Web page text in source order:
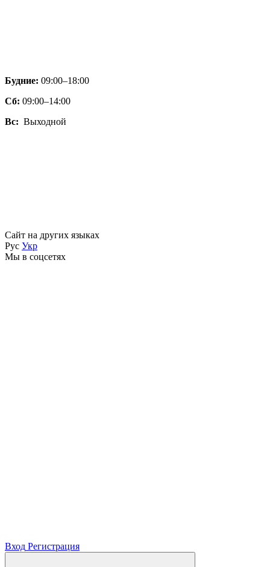
Будние: 09:00–18:00
Сб: 09:00–14:00
Вс: Выходной
Сайт на других языках
Рус Укр
Мы в соцсетях
Вход Регистрация